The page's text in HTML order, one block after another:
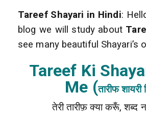
Tareef Shayari in Hindi:
blog we will study about
see many beautiful Shayari’s
Tareef Ki
Me (तारीफ शायरी
तेरी तारीफ़ क्या करूँ, शब्द